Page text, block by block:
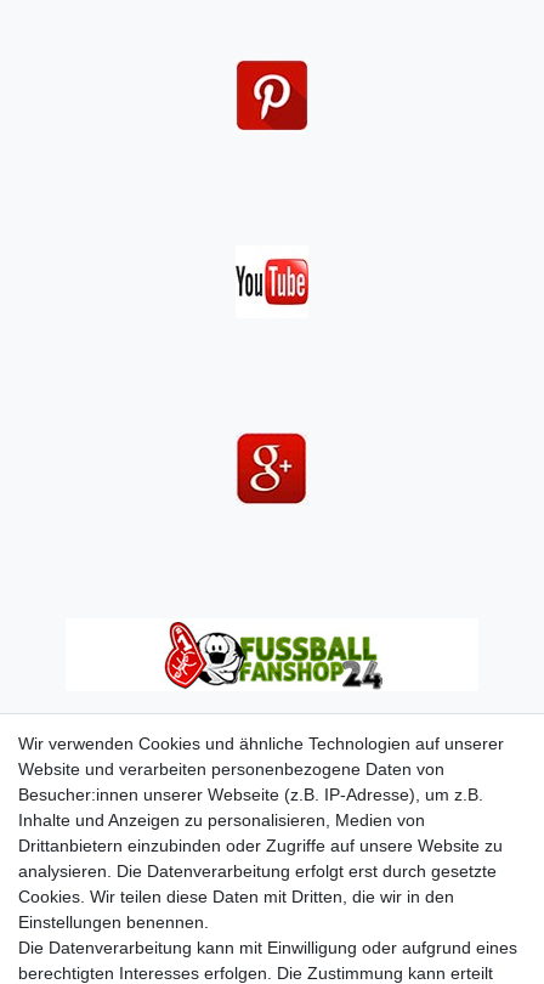
Wir verwenden Cookies und ähnliche Technologien auf unserer
Website und verarbeiten personenbezogene Daten von
Besucher:innen unserer Webseite (z.B. IP-Adresse), um z.B.
Inhalte und Anzeigen zu personalisieren, Medien von
Drittanbietern einzubinden oder Zugriffe auf unsere Website zu
analysieren. Die Datenverarbeitung erfolgt erst durch gesetzte
Cookies. Wir teilen diese Daten mit Dritten, die wir in den
Einstellungen benennen.
Die Datenverarbeitung kann mit Einwilligung oder aufgrund eines
berechtigten Interesses erfolgen. Die Zustimmung kann erteilt